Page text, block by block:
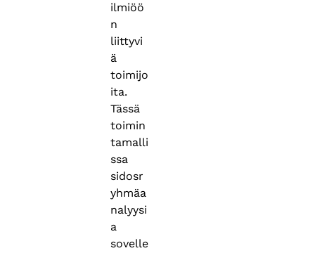
ilmiöö
n
liittyvi
ä
toimijo
ita.
Tässä
toimin
tamalli
ssa
sidosr
yhmäa
nalyysi
a
sovelle